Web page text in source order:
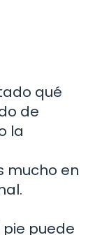
qué
de
la
mucho en
puede